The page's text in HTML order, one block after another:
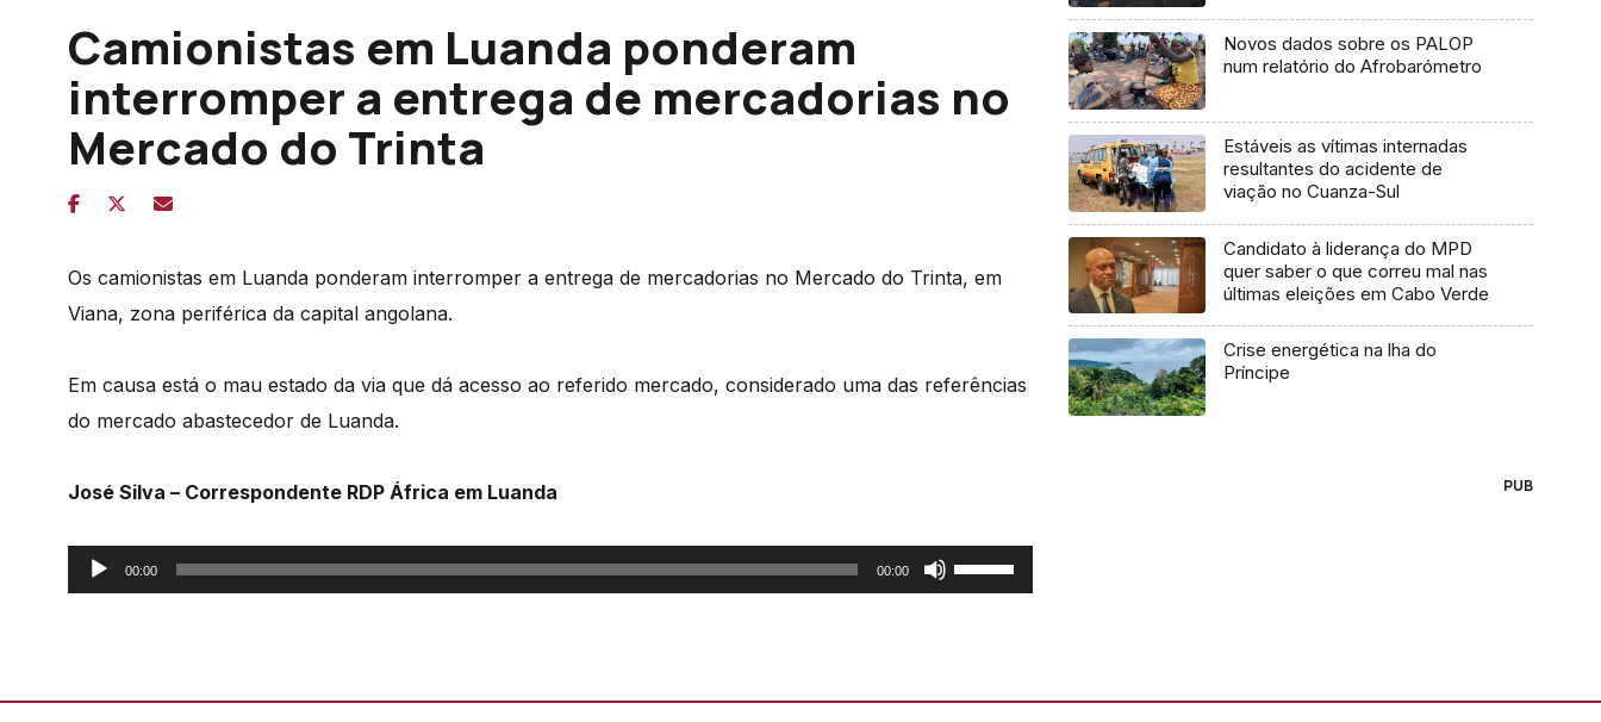
Camionistas em Luanda ponderam
interromper a entrega de mercadorias no
Mercado do Trinta
Os camionistas em Luanda ponderam interromper a entrega de mercadorias no Mercado do Trinta, em
Viana, zona periférica da capital angolana.
Em causa está o mau estado da via que dá acesso ao referido mercado, considerado uma das referências
do mercado abastecedor de Luanda.
José Silva – Correspondente RDP África em Luanda
Reprodutor
de
00:00 00:00
Use
as
para
Novos dados sobre os PALOP
num relatório do Afrobarómetro
Estáveis as vítimas internadas
resultantes do acidente de
viação no Cuanza-Sul
Candidato à liderança do MPD
quer saber o que correu mal nas
últimas eleições em Cabo Verde
Crise energética na lha do
Príncipe
PUB